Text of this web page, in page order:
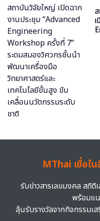
MThai เชื่อใ
รับข่าวสารเลขมงคล สถิติ
พร้อมแน
ลุ้นรับรางวัลจากกิจกรรมเ